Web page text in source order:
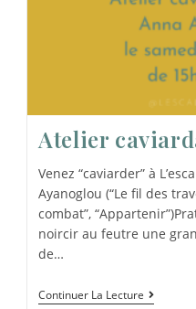
Atelier
Venez “caviarder” à
Ayanoglou (“Le fil des
combat”,
noircir au feutre une
de…
Continuer La Lecture